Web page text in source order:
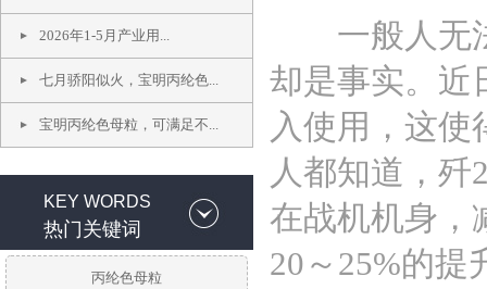
2026年1-5月产业用...
七月骄阳似火，宝明丙纶色...
宝明丙纶色母粒，可满足不...
KEY WORDS
热门关键词
丙纶色母粒
一般人无法
却是事实。近
入使用，这使
人都知道，
在战机机身，
20～25%的提